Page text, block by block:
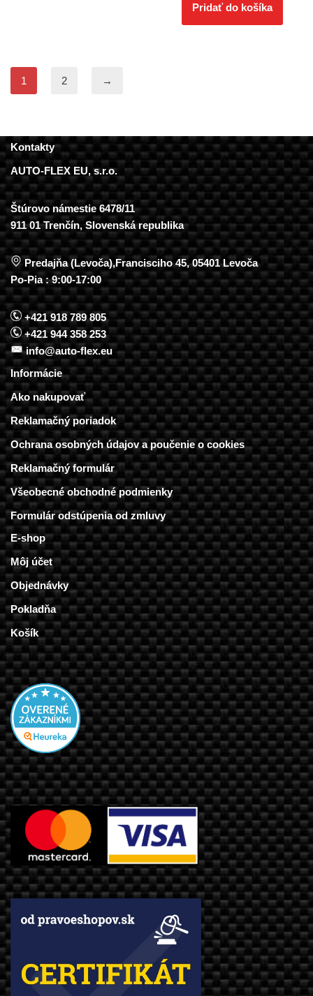
Pridať do košíka
1 2 →
Kontakty
AUTO-FLEX EU, s.r.o.
Štúrovo námestie 6478/11
911 01 Trenčín, Slovenská republika
Predajňa (Levoča),Francisciho 45, 05401 Levoča
Po-Pia : 9:00-17:00
+421 918 789 805
+421 944 358 253
info@auto-flex.eu
Informácie
Ako nakupovať
Reklamačný poriadok
Ochrana osobných údajov a poučenie o cookies
Reklamačný formulár
Všeobecné obchodné podmienky
Formulár odstúpenia od zmluvy
E-shop
Môj účet
Objednávky
Pokladňa
Košík